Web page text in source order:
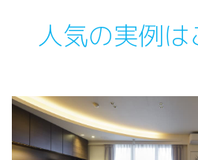
人気の実例は